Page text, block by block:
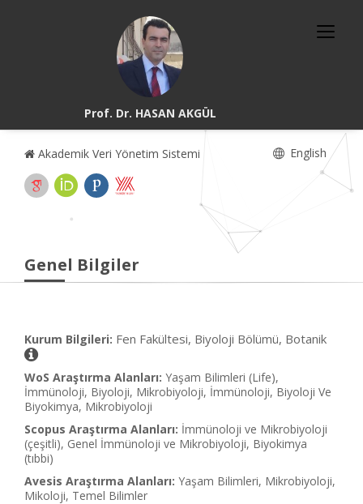
Prof. Dr. HASAN AKGÜL
Akademik Veri Yönetim Sistemi English
Genel Bilgiler
Kurum Bilgileri: Fen Fakültesi, Biyoloji Bölümü, Botanik
WoS Araştırma Alanları: Yaşam Bilimleri (Life),
İmmünoloji, Biyoloji, Mikrobiyoloji, İmmünoloji, Biyoloji Ve
Biyokimya, Mikrobiyoloji
Scopus Araştırma Alanları: İmmünoloji ve Mikrobiyoloji
(çeşitli), Genel İmmünoloji ve Mikrobiyoloji, Biyokimya
(tıbbi)
Avesis Araştırma Alanları: Yaşam Bilimleri, Mikrobiyoloji,
Mikoloji, Temel Bilimler